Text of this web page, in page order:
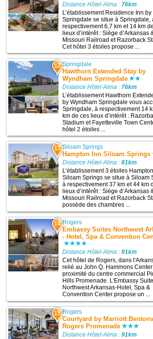
Distance Hôtel-Alma : 76km
L’établissement Residence Inn
Springdale se situe à Springdale,
respectivement 6,7 km et 14 km
lieux d’intérêt : Siège d’Arkansas
Missouri Railroad et Razorback
Cet hôtel 3 étoiles propose ...
12 Springdale
Hawthorn Extended Stay by
Wyndham Springdale
Distance Hôtel-Alma : 76km
L’établissement Hawthorn
by Wyndham Springdale vous
Springdale, à respectivement 14
km de ces lieux d’intérêt :
Stadium et Fayetteville Town
hôtel 2 étoiles ...
13 Siloam Springs
Hampton Inn Siloam Springs
Distance Hôtel-Alma :81km
L’établissement 3 étoiles
Siloam Springs se situe à Siloam
à respectivement 37 km et 44 km
lieux d’intérêt : Siège d’Arkansas
Missouri Railroad et Razorback
possède des chambres ...
14 Rogers
Embassy Suites Northwest
- Hotel, Spa & Convention
Distance Hôtel-Alma :91km
Cet hôtel de Rogers, dans
relié au John Q. Hammons
proximité du centre commercial
Hills Promenade. L'Embassy
Northwest Arkansas-Hotel, Spa &
Convention Center propose un ...
15 Rogers
Courtyard by Marriott
Rogers Promenade
Distance Hôtel-Alma :91km